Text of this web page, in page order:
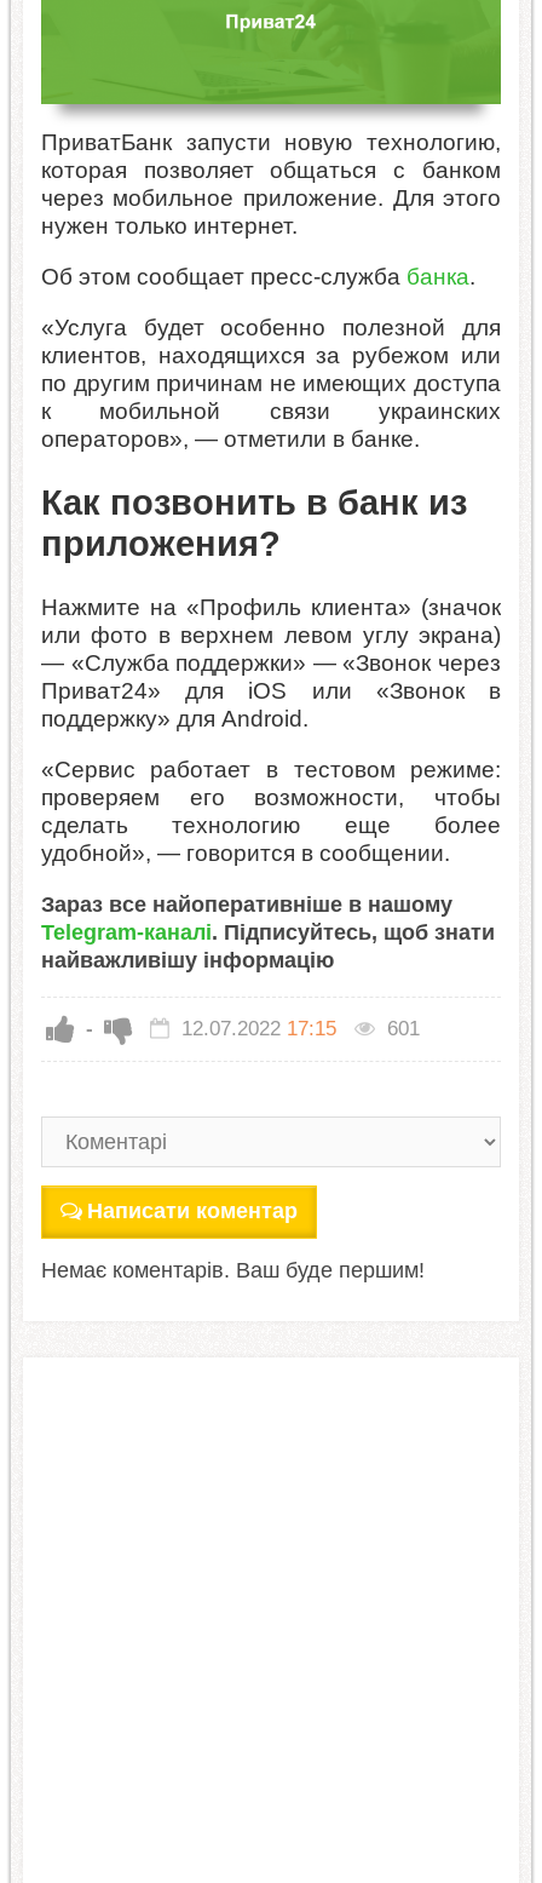
ПриватБанк запусти новую технологию,
которая позволяет общаться с банком
через мобильное приложение. Для этого
нужен только интернет.
Об этом сообщает пресс-служба банка.
«Услуга будет особенно полезной для
клиентов, находящихся за рубежом или
по другим причинам не имеющих доступа
к мобильной связи украинских
операторов», — отметили в банке.
Как позвонить в банк из
приложения?
Нажмите на «Профиль клиента» (значок
или фото в верхнем левом углу экрана)
— «Служба поддержки» — «Звонок через
Приват24» для iOS или «Звонок в
поддержку» для Android.
«Сервис работает в тестовом режиме:
проверяем его возможности, чтобы
сделать технологию еще более
удобной», — говорится в сообщении.
Зараз все найоперативніше в нашому
Telegram-каналі. Підписуйтесь, щоб знати
найважливішу інформацію
- 12.07.2022 17:15 601
Написати коментар
Немає коментарів. Ваш буде першим!